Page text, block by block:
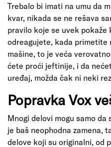
Trebalo bi imati na umu da
kvar, nikada se ne rešava
pravilo koje se uvek pokaže
odreagujete, kada primetite
mašine, to je veća
ćete proći jeftinije, i da
uređaj, možda čak ni neki
Popravka Vox
Mnogi delovi mogu samo da
je baš neophodna zamena,
delove koji su originalni, od